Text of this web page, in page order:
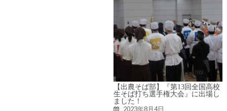
【出農そば部】『第13回全国高校
生そば打ち選手権大会』に出場し
ました！
2023年8月4日